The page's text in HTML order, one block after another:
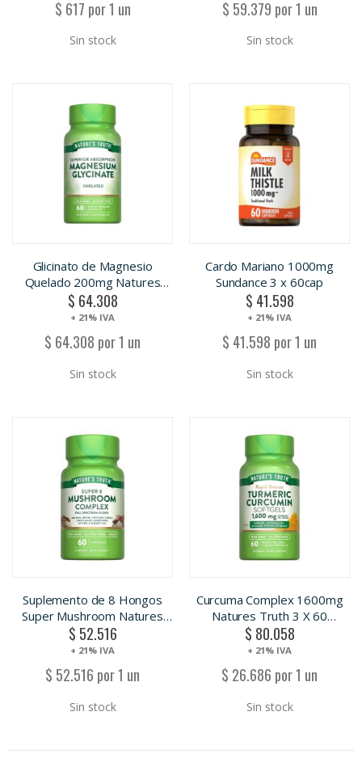
$ 617 por 1 un
Sin stock
$ 59.379 por 1 un
Sin stock
Glicinato de Magnesio
Quelado 200mg Natures
Truth 3 x 60 Capsulas
$ 64.308
+ 21% IVA
$ 64.308 por 1 un
Sin stock
Cardo Mariano 1000mg
Sundance 3 x 60cap
$ 41.598
+ 21% IVA
$ 41.598 por 1 un
Sin stock
Suplemento de 8 Hongos
Super Mushroom Natures
Truth 3 x 60Cap
$ 52.516
+ 21% IVA
$ 52.516 por 1 un
Sin stock
Curcuma Complex 1600mg
Natures Truth 3 X 60
capsulas.
$ 80.058
+ 21% IVA
$ 26.686 por 1 un
Sin stock